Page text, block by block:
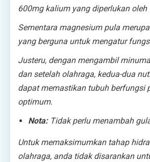
600mg kalium yang diperlukan oleh
Sementara magnesium pula
yang berguna untuk mengatur
Justeru, dengan mengambil
dan setelah olahraga, kedua-dua
dapat memastikan tubuh berfungsi
optimum.
Nota:Tidak perlu menambah
Untuk memaksimumkan tahap
olahraga, anda tidak disarankan